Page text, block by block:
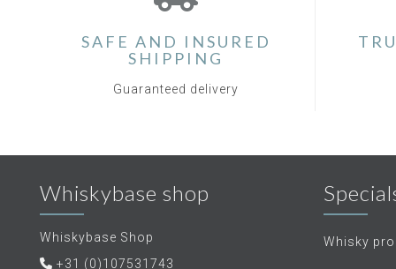
SAFE AND INSURED
SHIPPING
Guaranteed delivery
Whiskybase shop
Whiskybase Shop
+31 (0)107531743
Whisky